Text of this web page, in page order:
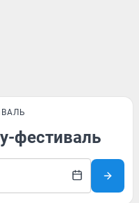
фестиваль